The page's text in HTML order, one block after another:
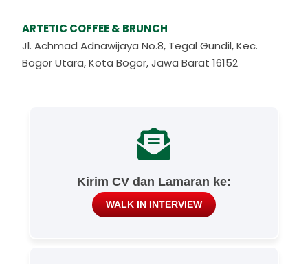
ARTETIC COFFEE & BRUNCH
Jl. Achmad Adnawijaya No.8, Tegal Gundil, Kec.
Bogor Utara, Kota Bogor, Jawa Barat 16152
Kirim CV dan Lamaran ke:
WALK IN INTERVIEW